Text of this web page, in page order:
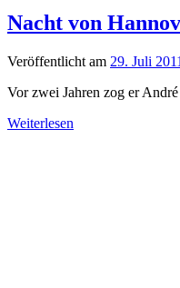
Nacht von
Veröffentlicht am 29. Juli 2011
Vor zwei Jahren zog er
Weiterlesen